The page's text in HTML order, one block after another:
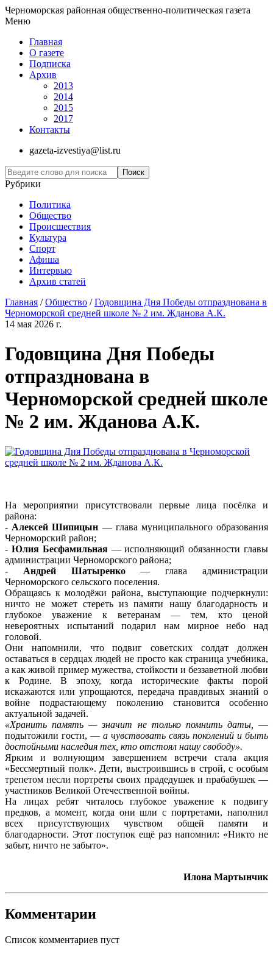
Черноморская районная общественно-политическая газета
Меню
Главная
О газете
Подписка
Архив
2013
2014
2015
2017
Контакты
gazeta-izvestiya@list.ru
Рубрики
Политика
Общество
Проиcшествия
Культура
Спорт
Афиша
Интервью
Архив статей
Главная /Общество /Годовщина Дня Победы отпразднована в
Черноморской средней школе № 2 им. Жданова А.К.
14 мая 2026 г.
Годовщина Дня Победы
отпразднована в
Черноморской средней школе
№ 2 им. Жданова А.К.
На мероприятии присутствовали первые лица посёлка и
района:
- Алексей Шипицын — глава муниципального образования
Черноморский район;
- Юлия Бесфамильная— исполняющий обязанности главы
администрации Черноморского района;
- Андрей Шатыренко— глава администрации
Черноморского сельского поселения.
Обращаясь к молодёжи района, выступающие подчеркнули:
ничто не может стереть из памяти нашу благодарность и
глубокое уважение к ветеранам — тем, кто ценой
невероятных испытаний подарил нам мирное небо над
головой.
Они напомнили, что подвиг советских солдат должен
оставаться в сердцах людей не просто как страница учебника,
а как живой пример мужества, стойкости и беззаветной любви
к Родине. В эпоху, когда исторические факты порой
искажаются или упрощаются, передача правдивых знаний о
войне подрастающему поколению становится особенно
актуальной задачей.
«Хранить память — значит не только помнить даты,
—
подытожили гости, — а чувствовать связь поколений и быть
достойными наследия тех, кто отстоял нашу свободу».
Ярким и волнующим завершением встречи стала акция
«Бессмертный полк». Дети, выстроившись в строй, с особым
трепетом несли портреты своих прадедушек и прабабушек —
участников Великой Отечественной войны.
На лицах ребят читалось глубокое уважение к подвигу
предков, а момент, когда они шли с портретами, наполнил
всех присутствующих чувством общей памяти и
благодарности. Этот поступок ещё раз напомнил: «Никто не
забыт, ничто не забыто».
Илона Мартынчик
Комментарии
Список комментариев пуст